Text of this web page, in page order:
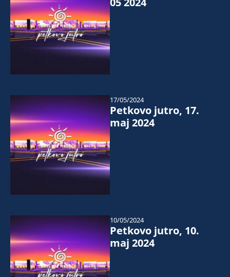
Petkovo jutro, 17.
maj 2024
17/05/2024
Petkovo jutro, 10.
maj 2024
10/05/2024